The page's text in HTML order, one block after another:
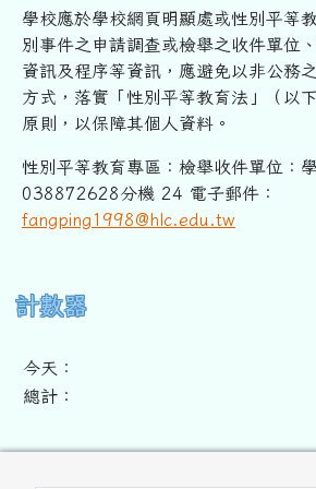
學校應於學校網頁明顯處或性別平等
別事件之申請調查或檢舉之收件單位
資訊及程序等資訊， 應避免以非公務
方式，落實「性別平等教育法」
（以
原則，以保障其個人資料。
性別平等教育專區：檢舉收件單位：
038872628分機 24 電子郵件：
fangping1998@hlc.edu.tw
右邊區域內容
計數器
今天：
總計：